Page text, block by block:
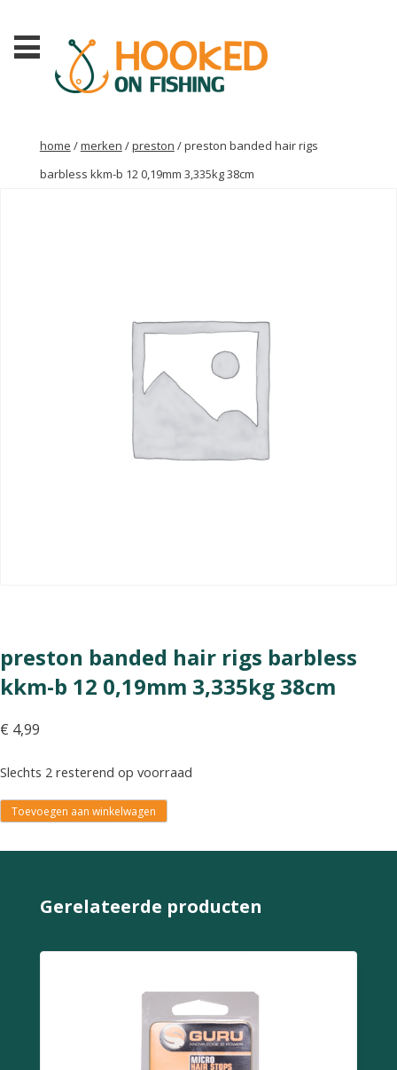
home /merken /preston / preston banded hair rigs
barbless kkm-b 12 0,19mm 3,335kg 38cm
preston banded hair rigs barbless
kkm-b 12 0,19mm 3,335kg 38cm
€ 4,99
Slechts 2 resterend op voorraad
Toevoegen aan winkelwagen
Gerelateerde producten